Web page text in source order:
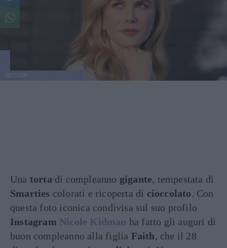
Una torta di compleanno gigante, tempestata di
Smarties colorati e ricoperta di cioccolato. Con
questa foto iconica condivisa sul suo profilo
Instagram Nicole Kidman ha fatto gli auguri di
buon compleanno alla figlia Faith, che il 28